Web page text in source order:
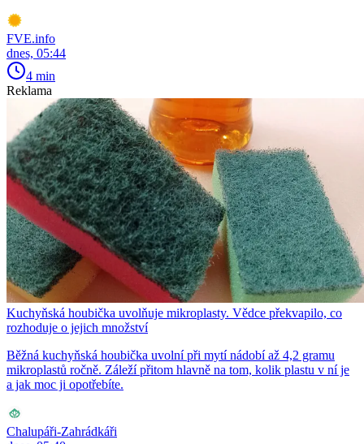
FVE.info
dnes, 05:44
4 min
Reklama
Kuchyňská houbička uvolňuje mikroplasty. Vědce překvapilo, co
rozhoduje o jejich množství
Běžná kuchyňská houbička uvolní při mytí nádobí až 4,2 gramu
mikroplastů ročně. Záleží přitom hlavně na tom, kolik plastu v ní je
a jak moc ji opotřebíte.
Chalupáři-Zahrádkáři